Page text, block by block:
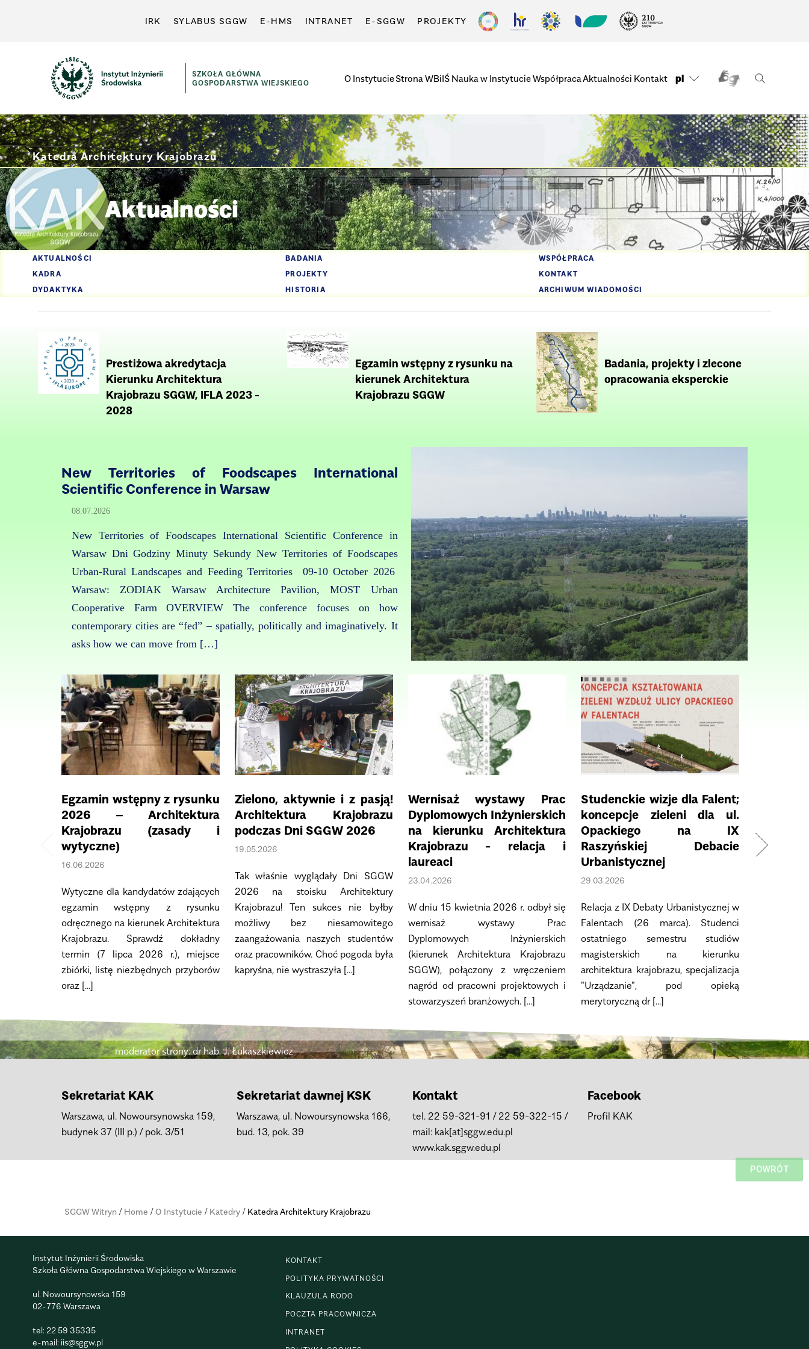
IRK SYLABUS SGGW E-HMS INTRANET E-SGGW PROJEKTY
SZKOŁA GŁÓWNA
GOSPODARSTWA WIEJSKIEGO
O InstytucieStrona WBiIŚ Nauka w InstytucieWspółpraca Aktualności Kontakt pl
Katedra Architektury Krajobrazu
Aktualności
AKTUALNOŚCI
KADRA
DYDAKTYKA
BADANIA
PROJEKTY
HISTORIA
WSPÓŁPRACA
KONTAKT
ARCHIWUM WIADOMOŚCI
Prestiżowa akredytacja
Kierunku Architektura
Krajobrazu SGGW, IFLA 2023 -
2028
Egzamin wstępny z rysunku na
kierunek Architektura
Krajobrazu SGGW
Badania, projekty i zlecone
opracowania eksperckie
New Territories of Foodscapes International
Scientific Conference in Warsaw
08.07.2026
New Territories of Foodscapes International Scientific Conference in
Warsaw Dni Godziny Minuty Sekundy New Territories of Foodscapes
Urban-Rural Landscapes and Feeding Territories 09-10 October 2026
Warsaw: ZODIAK Warsaw Architecture Pavilion, MOST Urban
Cooperative Farm OVERVIEW The conference focuses on how
contemporary cities are “fed” – spatially, politically and imaginatively. It
asks how we can move from […]
Egzamin wstępny z rysunku
2026 – Architektura
Krajobrazu (zasady i
wytyczne)
16.06.2026
Wytyczne dla kandydatów zdających
egzamin wstępny z rysunku
odręcznego na kierunek Architektura
Krajobrazu. Sprawdź dokładny
termin (7 lipca 2026 r.), miejsce
zbiórki, listę niezbędnych przyborów
oraz [...]
Zielono, aktywnie i z pasją!
Architektura Krajobrazu
podczas Dni SGGW 2026
19.05.2026
Tak właśnie wyglądały Dni SGGW
2026 na stoisku Architektury
Krajobrazu! Ten sukces nie byłby
możliwy bez niesamowitego
zaangażowania naszych studentów
oraz pracowników. Choć pogoda była
kapryśna, nie wystraszyła [...]
Wernisaż wystawy Prac
Dyplomowych Inżynierskich
na kierunku Architektura
Krajobrazu - relacja i
laureaci
23.04.2026
W dniu 15 kwietnia 2026 r. odbył się
wernisaż wystawy Prac
Dyplomowych Inżynierskich
(kierunek Architektura Krajobrazu
SGGW), połączony z wręczeniem
nagród od pracowni projektowych i
stowarzyszeń branżowych. [...]
Studenckie wizje dla Falent;
koncepcje zieleni dla ul.
Opackiego na IX
Raszyńskiej Debacie
Urbanistycznej
29.03.2026
Relacja z IX Debaty Urbanistycznej w
Falentach (26 marca). Studenci
ostatniego semestru studiów
magisterskich na kierunku
architektura krajobrazu, specjalizacja
"Urządzanie", pod opieką
merytoryczną dr [...]
20.03.2026
moderator strony: dr hab. J. Łukaszkiewicz
Sekretariat KAK
Warszawa, ul. Nowoursynowska 159,
budynek 37 (III p.) / pok. 3/51
Sekretariat dawnej KSK
Warszawa, ul. Nowoursynowska 166,
bud. 13, pok. 39
Kontakt
tel. 22 59-321-91 / 22 59-322-15 /
mail: kak[at]sggw.edu.pl
www.kak.sggw.edu.pl
Facebook
Profil KAK
POWRÓT
SGGW Witryn/ Home /O Instytucie / Katedry/ Katedra Architektury Krajobrazu
Instytut Inżynierii Środowiska
Szkoła Główna Gospodarstwa Wiejskiego w Warszawie
ul. Nowoursynowska 159
02-776 Warszawa
tel: 22 59 35335
e-mail: iis@sggw.pl
KONTAKT
POLITYKA PRYWATNOŚCI
KLAUZULA RODO
POCZTA PRACOWNICZA
INTRANET